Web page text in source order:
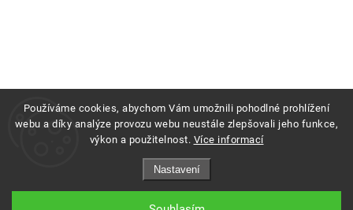
Používáme cookies, abychom Vám umožnili pohodlné prohlížení
webu a díky analýze provozu webu neustále zlepšovali jeho funkce,
výkon a použitelnost. Více informací
Nastavení
Profigrass.cz. Všechna práva vyhrazena.
Grafický návrh vytvořil a nakódoval